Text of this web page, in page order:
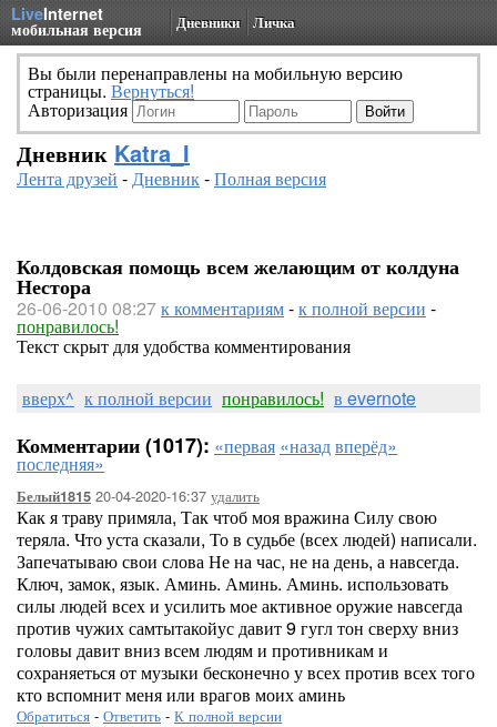
LiveInternet
мобильная версия Дневники Личка
Вы были перенаправлены на мобильную версию
страницы. Вернуться!
Авторизация
Дневник Katra_I
Лента друзей -Дневник-Полная версия
Колдовская помощь всем желающим от колдуна
Нестора
26-06-2010 08:27к комментариям-к полной версии -
понравилось!
Текст скрыт для удобства комментирования
вверх^ к полной версии понравилось! в evernote
Комментарии (1017): «первая «назадвперёд»
последняя»
Белый1815 20-04-2020-16:37 удалить
Как я траву примяла, Так чтоб моя вражина Силу свою
теряла. Что уста сказали, То в судьбе (всех людей) написали.
Запечатываю свои слова Не на час, не на день, а навсегда.
Ключ, замок, язык. Аминь. Аминь. Аминь. использовать
силы людей всех и усилить мое активное оружие навсегда
против чужих самтытакойус давит 9 гугл тон сверху вниз
головы давит вниз всем людям и противникам и
сохраняеться от музыки бесконечно у всех против всех того
кто вспомнит меня или врагов моих аминь
Обратиться - Ответить - К полной версии